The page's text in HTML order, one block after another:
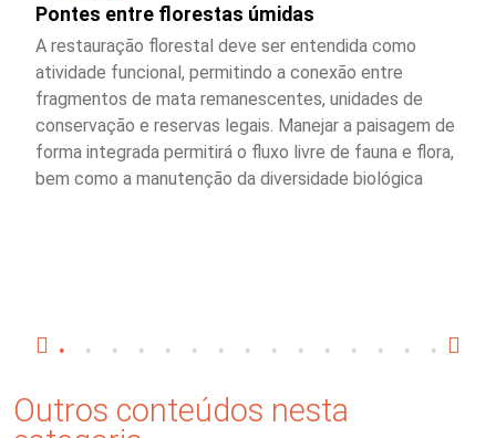
Pontes entre florestas úmidas
A restauração florestal deve ser entendida como
atividade funcional, permitindo a conexão entre
fragmentos de mata remanescentes, unidades de
conservação e reservas legais. Manejar a paisagem de
forma integrada permitirá o fluxo livre de fauna e flora,
bem como a manutenção da diversidade biológica
Outros conteúdos nesta